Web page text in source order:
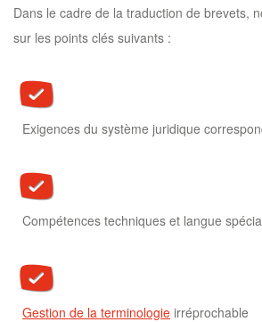
Dans le cadre de la traduction de brevets,
sur les points clés suivants :
Exigences du système juridique
Compétences techniques et langue
Gestion de la terminologie irréprochable